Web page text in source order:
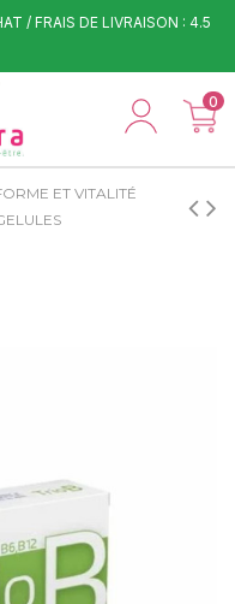
/ FRAIS DE LIVRAISON : 4.5
0
ET VITALITÉ